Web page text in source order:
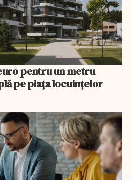
pentru un metru
pe piața locuințelor